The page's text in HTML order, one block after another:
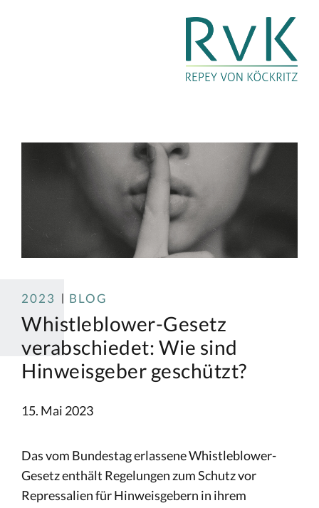
2023 BLOG
Whistleblower-Gesetz
verabschiedet: Wie sind
Hinweisgeber geschützt?
15. Mai 2023
Das vom Bundestag erlassene Whistleblower-
Gesetz enthält Regelungen zum Schutz vor
Repressalien für Hinweisgebern in ihrem